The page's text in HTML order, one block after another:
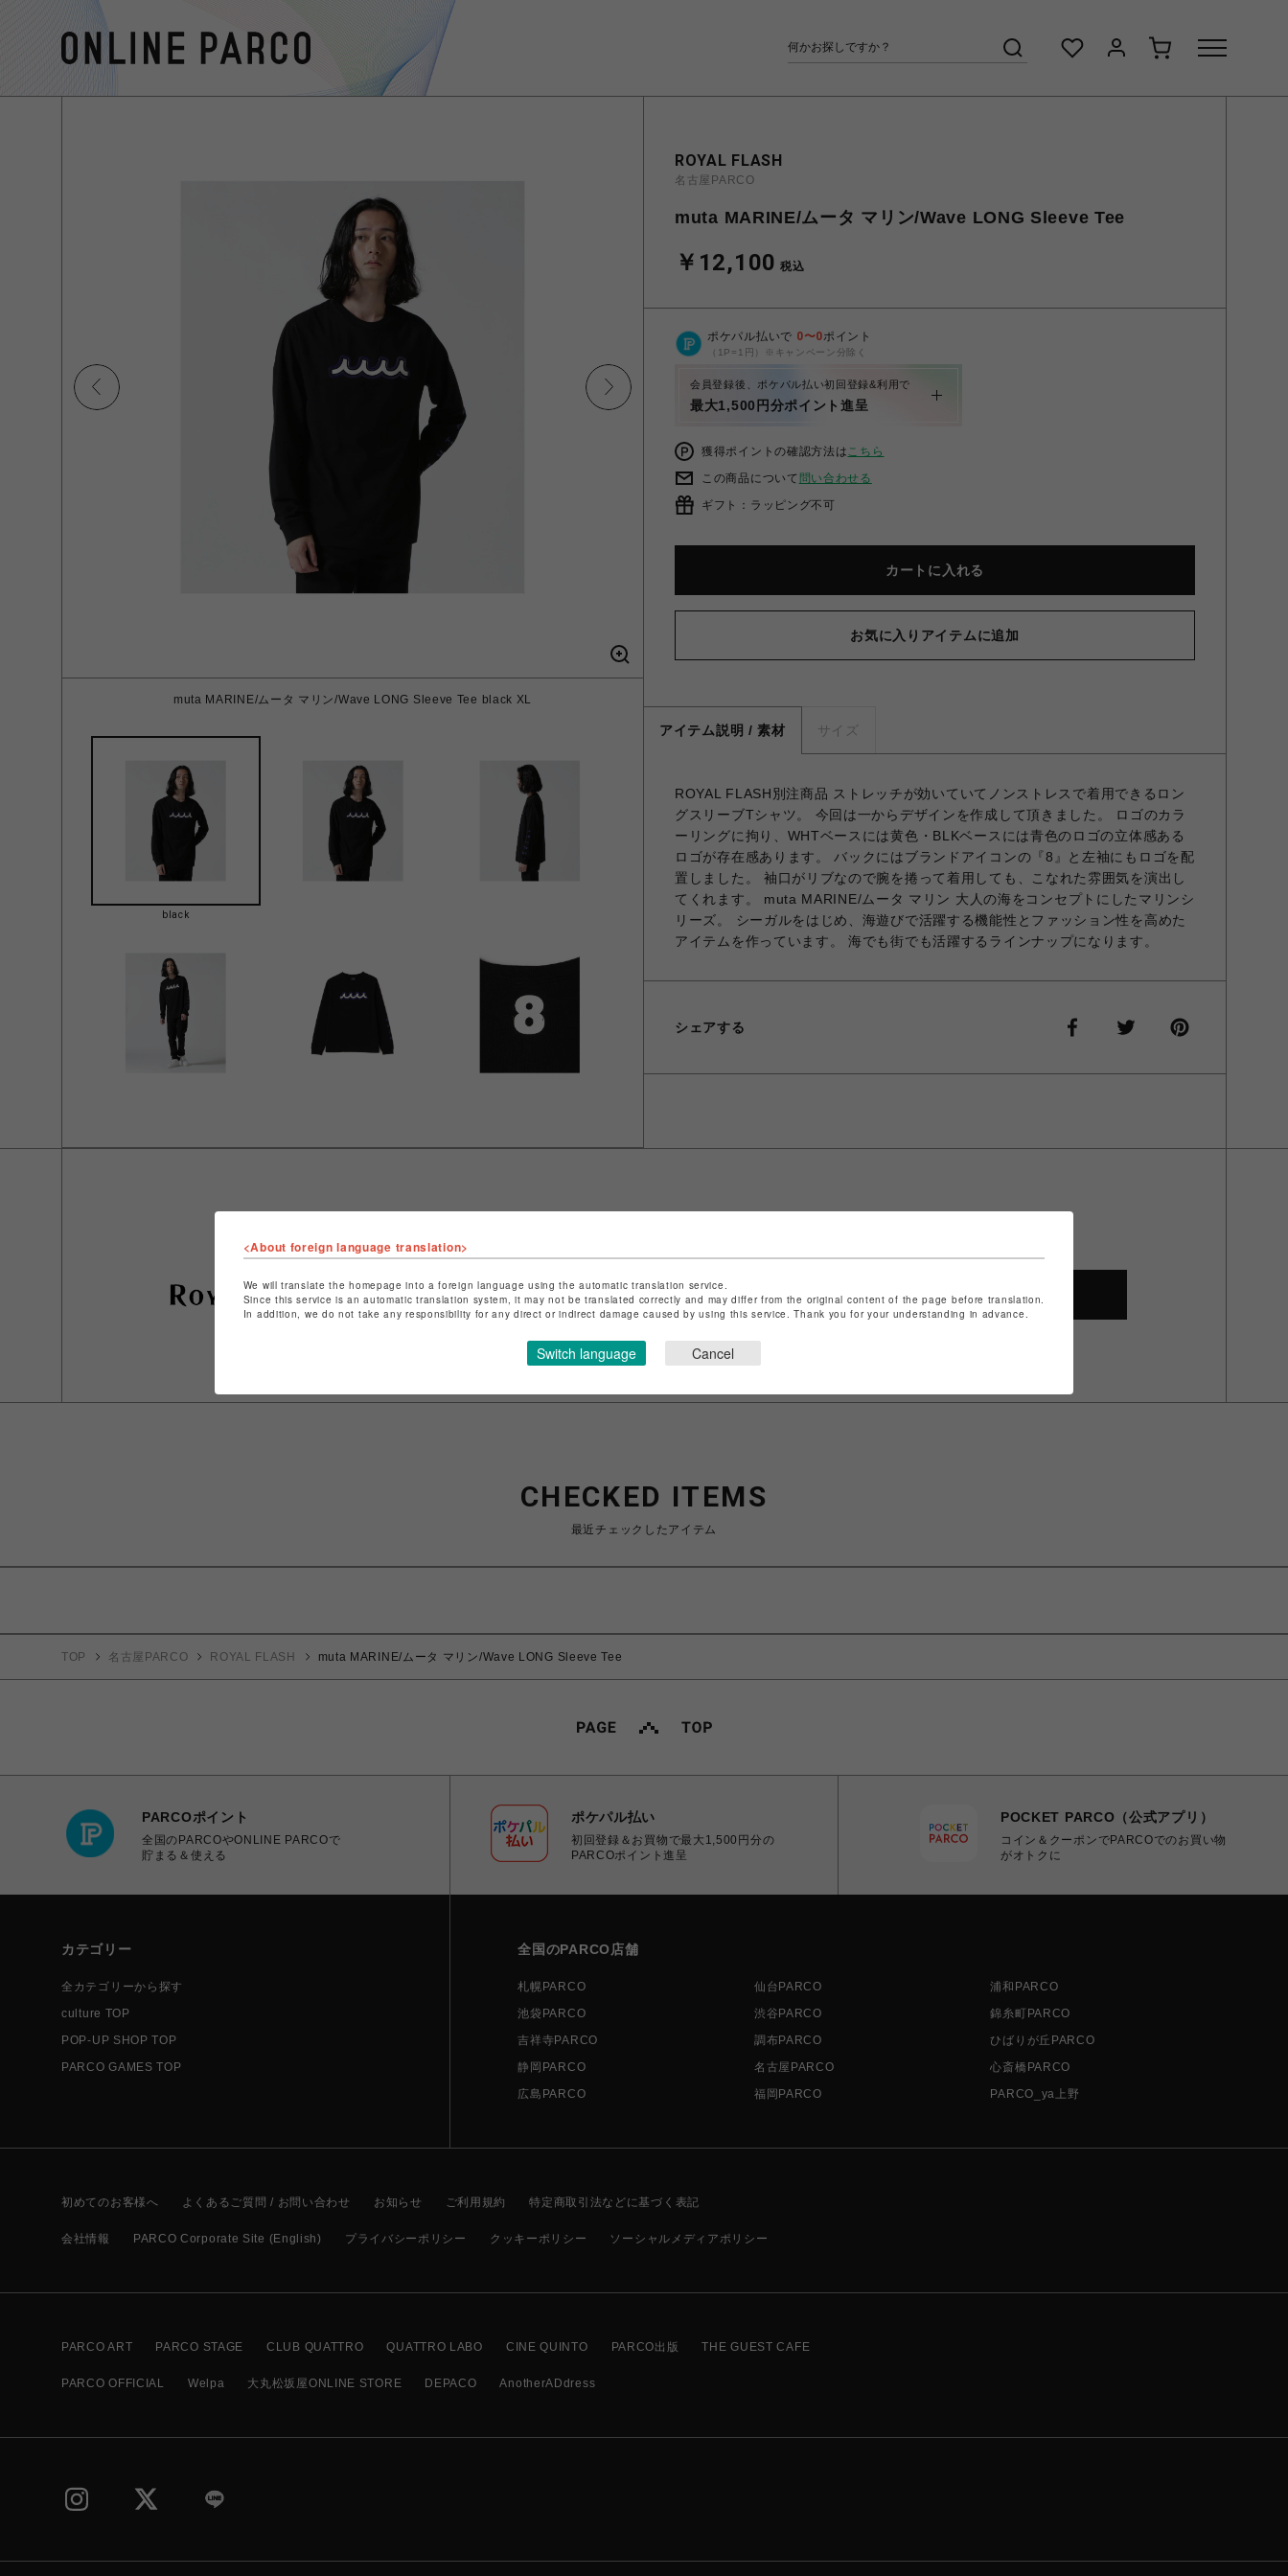
muta MARINE/ムータ マリン/Wave LONG Sleeve Tee black XL
black
ROYAL FLASH
名古屋PARCO
muta MARINE/ムータ マリン/Wave LONG Sleeve Tee
￥12,100 税込
ポケパル払いで 0〜0ポイント
（1P=1円）※キャンペーン分除く
会員登録後、ポケパル払い初回登録&利用で
最大1,500円分ポイント進呈
獲得ポイントの確認方法はこちら
この商品について 問い合わせる
ギフト：ラッピング不可
カートに入れる
お気に入りアイテムに追加
アイテム説明 / 素材 サイズ
ROYAL FLASH別注商品 ストレッチが効いていてノンストレスで着用できるロン
グスリーブTシャツ。 今回は一からデザインを作成して頂きました。 ロゴのカラ
ーリングに拘り、WHTベースには黄色・BLKベースには青色のロゴの立体感ある
ロゴが存在感あります。 バックにはブランドアイコンの『8』と左袖にもロゴを配
置しました。 袖口がリブなので腕を捲って着用しても、こなれた雰囲気を演出し
てくれます。 muta MARINE/ムータ マリン 大人の海をコンセプトにしたマリンシ
リーズ。 シーガルをはじめ、海遊びで活躍する機能性とファッション性を高めた
アイテムを作っています。 海でも街でも活躍するラインナップになります。
シェアする
ショップ名
特定商取引法など法令に基づく表記はこちら
ショップお問い合わせはこちら
SHOP TOP
CHECKED ITEMS
最近チェックしたアイテム
TOP 名古屋PARCO ROYAL FLASH muta MARINE/ムータ マリン/Wave LONG Sleeve Tee
PARCOポイント
全国のPARCOやONLINE PARCOで
貯まる＆使える
ポケパル払い
初回登録＆お買物で最大1,500円分の
PARCOポイント進呈
POCKET PARCO（公式アプリ）
コイン＆クーポンでPARCOでのお買い物
がオトクに
カテゴリー
全カテゴリーから探す
culture TOP
POP-UP SHOP TOP
PARCO GAMES TOP
全国のPARCO店舗
札幌PARCO 仙台PARCO
浦和PARCO
池袋PARCO
渋谷PARCO
錦糸町PARCO
吉祥寺PARCO
調布PARCO
ひばりが丘PARCO
静岡PARCO
名古屋PARCO
心斎橋PARCO
広島PARCO
福岡PARCO PARCO_ya上野
初めてのお客様へ よくあるご質問 / お問い合わせ お知らせ ご利用規約 特定商取引法などに基づく表記
会社情報 PARCO Corporate Site (English) プライバシーポリシー クッキーポリシー ソーシャルメディアポリシー
PARCO ART PARCO STAGE CLUB QUATTRO QUATTRO LABO CINE QUINTO PARCO出版 THE GUEST CAFE
PARCO OFFICIAL Welpa 大丸松坂屋ONLINE STORE DEPACO AnotherADdress
<About foreign language translation>
We will translate the homepage into a foreign language using the automatic translation service.
Since this service is an automatic translation system, it may not be translated correctly and may differ from the original content of the page before translation.
In addition, we do not take any responsibility for any direct or indirect damage caused by using this service. Thank you for your understanding in advance.
Switch language Cancel